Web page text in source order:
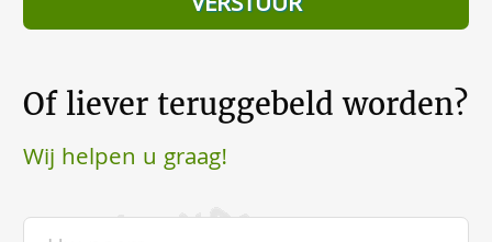
Of liever teruggebeld worden?
Wij helpen u graag!